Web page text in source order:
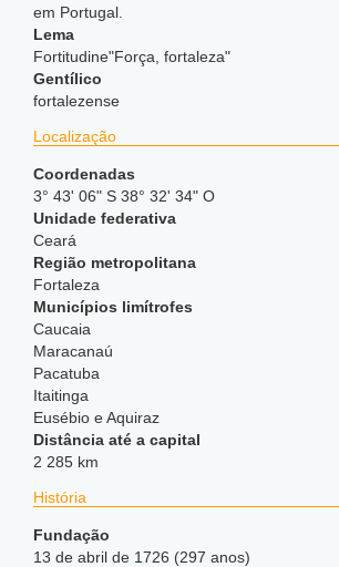
em Portugal.
Lema
Fortitudine"Força, fortaleza"
Gentílico
fortalezense
Localização
Coordenadas
3° 43' 06" S 38° 32' 34" O
Unidade federativa
Ceará
Região metropolitana
Fortaleza
Municípios limítrofes
Caucaia
Maracanaú
Pacatuba
Itaitinga
Eusébio e Aquiraz
Distância até a capital
2 285 km
História
Fundação
13 de abril de 1726 (297 anos)